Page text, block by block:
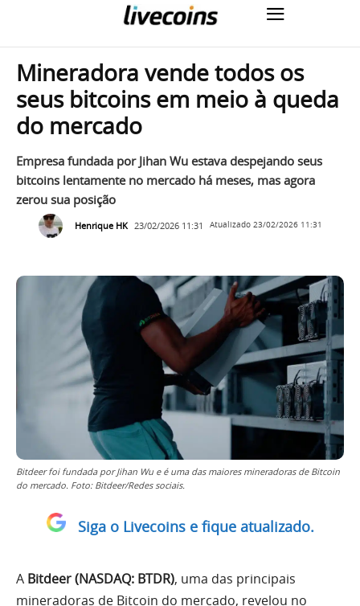
Mineradora vende todos os
seus bitcoins em meio à queda
do mercado
Empresa fundada por Jihan Wu estava despejando seus
bitcoins lentamente no mercado há meses, mas agora
zerou sua posição
Henrique HK 23/02/2026 11:31 Atualizado 23/02/2026 11:31
Bitdeer foi fundada por Jihan Wu e é uma das maiores mineradoras de Bitcoin
do mercado. Foto: Bitdeer/Redes sociais.
Siga o Livecoins e fique atualizado.
A Bitdeer (NASDAQ: BTDR), uma das principais
mineradoras de Bitcoin do mercado, revelou no